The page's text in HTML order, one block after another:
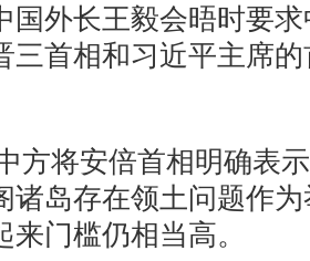
国外长王毅会晤时要
三首相和习近平主席
将安倍首相明确表示
诸岛存在领土问题作
门槛仍相当高。